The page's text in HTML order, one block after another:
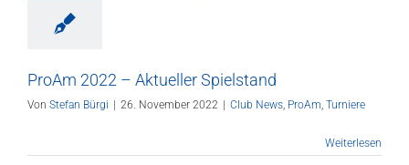
Turniere
ProAm 2022 – Aktueller Spielstand
Von Stefan Bürgi 26. November 2022 Club News, ProAm, Turniere
Weiterlesen